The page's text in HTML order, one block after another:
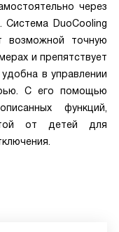
через
Система DuoCooling
возможной точную
и препятствует
в управлении
С его помощью
функций,
от детей для